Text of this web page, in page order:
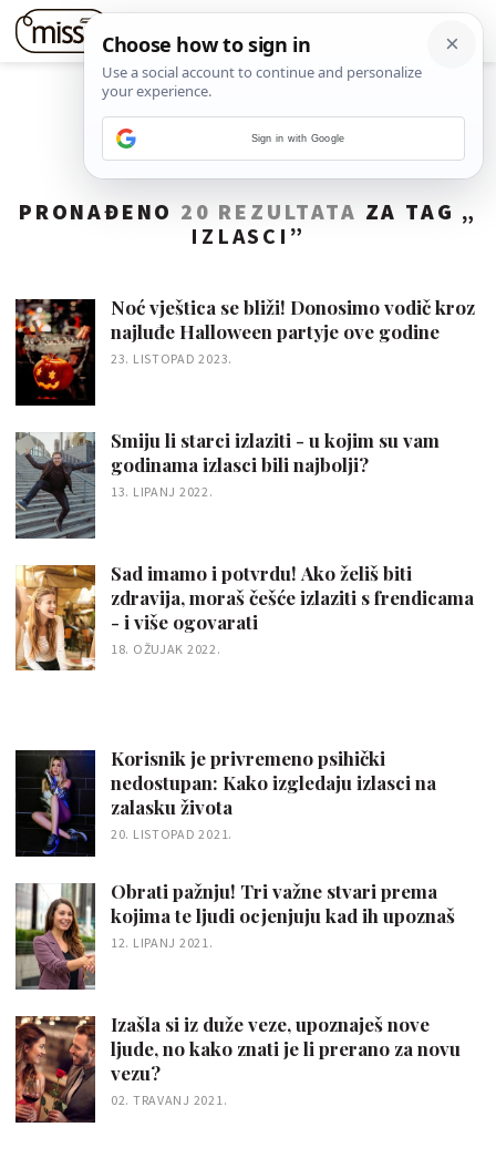
PRONAĐENO 20 REZULTATA ZA TAG „
IZLASCI ”
Noć vještica se bliži! Donosimo vodič kroz
najluđe Halloween partyje ove godine
23. LISTOPAD 2023.
Smiju li starci izlaziti - u kojim su vam
godinama izlasci bili najbolji?
13. LIPANJ 2022.
Sad imamo i potvrdu! Ako želiš biti
zdravija, moraš češće izlaziti s frendicama
- i više ogovarati
18. OŽUJAK 2022.
Korisnik je privremeno psihički
nedostupan: Kako izgledaju izlasci na
zalasku života
20. LISTOPAD 2021.
Obrati pažnju! Tri važne stvari prema
kojima te ljudi ocjenjuju kad ih upoznaš
12. LIPANJ 2021.
Izašla si iz duže veze, upoznaješ nove
ljude, no kako znati je li prerano za novu
vezu?
02. TRAVANJ 2021.
Sign in with Google